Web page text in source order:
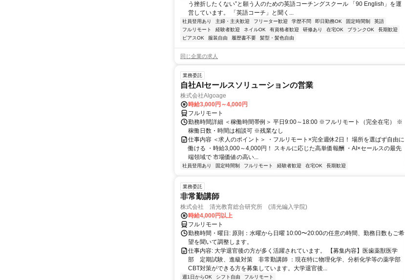
う挫折したくない”と願う人のための英語コーチングスクール 「90 English」を運
営しています。 「英語コーチ」と聞く...
社員登用あり 主婦・主夫歓迎 フリーター歓迎 学歴不問 即日勤務OK 固定時間制
英語
フルリモート
経験者歓迎 ネイルOK 有資格者歓迎 研修あり 在宅OK ブランクOK
長期歓迎
ピアスOK
服装自由 履歴書不要 髪型・髪色自由
同じ企業の求人
業務委託
自社AIセールスソリューションの営業
株式会社Algoage
時給3,000円～4,000円
フルリモート
勤務時間詳細 ＜稼働時間帯例＞ 平日9:00～18:00 ※フルリモート（完全在宅） ※
稼働日数・時間は相談可 ※残業なし
仕事内容 ＜求人のポイント＞ ・フルリモート×完全週休2日！ 場所を選ばず自由に
働ける ・時給3,000～4,000円！ スキルに応じた高単価報酬 ・AI×セールスの最先
端領域で 市場価値の高い...
社員登用あり 固定時間制 フルリモート 経験者歓迎 在宅OK 長期歓迎
業務委託
非常勤講師
株式会社 清光教育総合研究所 (清光編入学院)
時給4,000円以上
フルリモート
勤務時間・曜日: 原則：水曜から日曜 10:00〜20:00の任意の時間、勤務日数もご希
望を聞いて調整します。
仕事内容: 大学退官後の方が多く活躍されています。 【募集内容】医歯薬獣医学
部 定期試験、進級対策 非常勤講師 ：現在特に物理化学、分析化学等の薬学部
CBT対策ができる方を募集しています。大学退官後...
週1日からOK シフト自由 フルリモート